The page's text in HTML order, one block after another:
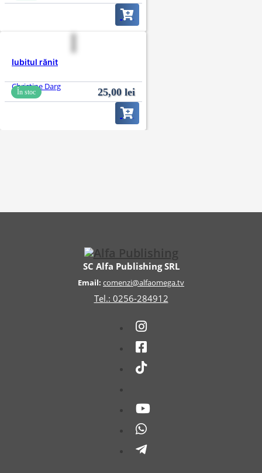
Iubitul rănit
Christine Darg
În stoc 25,00 lei
SC Alfa Publishing SRL
Email: comenzi@alfaomega.tv
Tel.: 0256-284912